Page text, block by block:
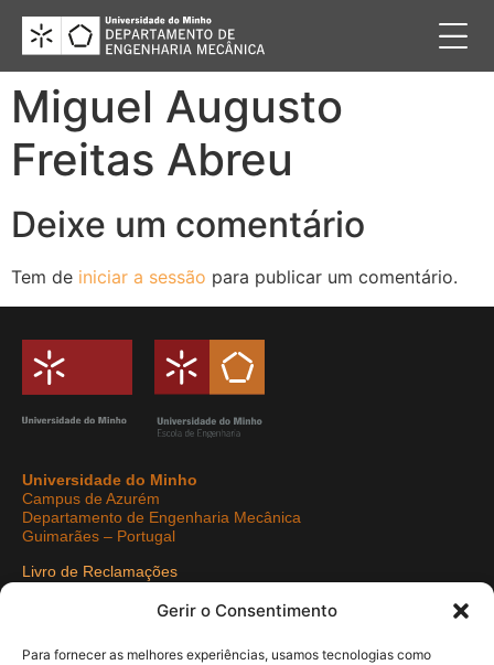
Gerir o Consentimento
Para fornecer as melhores experiências, usamos tecnologias como
Miguel Augusto
Freitas Abreu
Deixe um comentário
Tem de iniciar a sessão para publicar um comentário.
Universidade do Minho
Campus de Azurém
Departamento de Engenharia Mecânica
Guimarães – Portugal
Livro de Reclamações